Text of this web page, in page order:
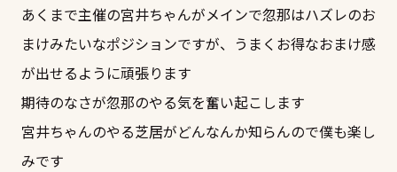
あくまで主催の宮井ちゃんがメインで忽那はハズレのお
まけみたいなポジションですが、うまくお得なおまけ感
が出せるように頑張ります
期待のなさが忽那のやる気を奮い起こします
宮井ちゃんのやる芝居がどんなんか知らんので僕も楽し
みです